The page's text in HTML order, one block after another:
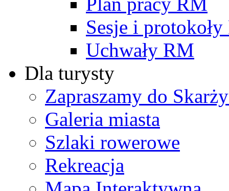
Sesje i
Uchwały RM
Dla turysty
Zapraszamy do
Galeria miasta
Szlaki rowerowe
Rekreacja